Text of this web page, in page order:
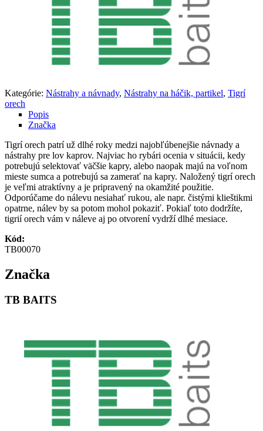
Kategórie: Nástrahy a návnady, Nástrahy na háčik, partikel, Tigrí
orech
Popis
Značka
Tigrí orech patrí už dlhé roky medzi najobľúbenejšie návnady a
nástrahy pre lov kaprov. Najviac ho rybári ocenia v situácii, kedy
potrebujú selektovať väčšie kapry, alebo naopak majú na voľnom
mieste sumca a potrebujú sa zamerať na kapry. Naložený tigrí orech
je veľmi atraktívny a je pripravený na okamžité použitie.
Odporúčame do nálevu nesiahať rukou, ale napr. čistými klieštikmi
opatrne, nálev by sa potom mohol pokaziť. Pokiaľ toto dodržíte,
tigrií orech vám v náleve aj po otvorení vydrží dlhé mesiace.
Kód:
TB00070
Značka
TB BAITS